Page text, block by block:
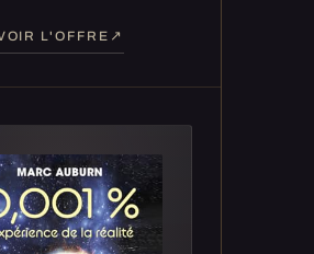
L'OFFRE